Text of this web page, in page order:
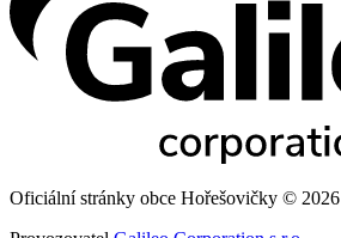
Oficiální stránky obce Hořešovičky © 2026